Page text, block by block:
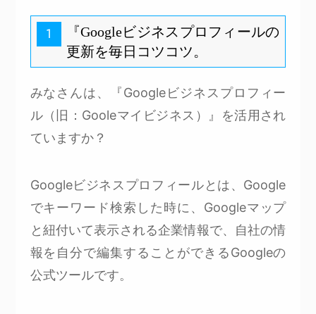
1
『Googleビジネスプロフィールの
更新を毎日コツコツ。
みなさんは、『Googleビジネスプロフィー
ル（旧：Gooleマイビジネス）』を活用され
ていますか？
Googleビジネスプロフィールとは、Google
でキーワード検索した時に、Googleマップ
と紐付いて表示される企業情報で、自社の情
報を自分で編集することができるGoogleの
公式ツールです。